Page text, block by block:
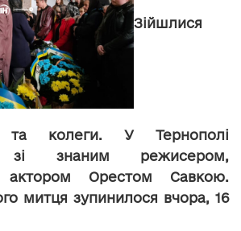
Зійшлися
та колеги. У Тернополі
зі знаним режисером,
актором Орестом Савкою.
митця зупинилося вчора, 16